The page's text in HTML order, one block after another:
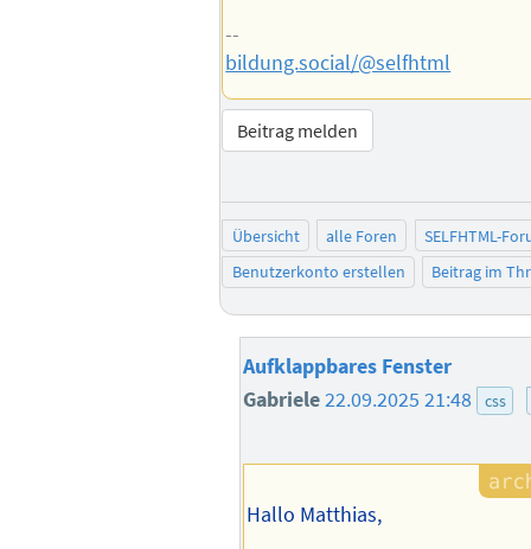
--
bildung.social/@selfhtml
Beitrag melden
Übersicht alle Foren
SELFHTML-
Benutzerkonto erstellen
Beitrag im
Aufklappbares Fenster
Gabriele22.09.2025 21:48 css
Hallo Matthias,